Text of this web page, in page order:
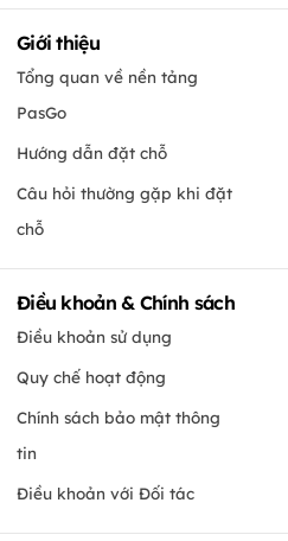
Giới thiệu
Tổng quan về nền tảng
PasGo
Hướng dẫn đặt chỗ
Câu hỏi thường gặp khi đặt
chỗ
Điều khoản & Chính sách
Điều khoản sử dụng
Quy chế hoạt động
Chính sách bảo mật thông
tin
Điều khoản với Đối tác